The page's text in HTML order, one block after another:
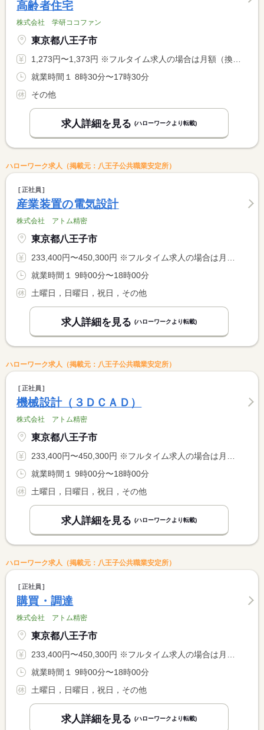
高齢者住宅
株式会社 学研ココファン
東京都八王子市
1,273円〜1,373円 ※フルタイム求人の場合は月額（換算額）、パート求人の場合は時間額を表示しています。
就業時間１ 8時30分〜17時30分
その他
求人詳細を見る (ハローワークより転載)
ハローワーク求人（掲載元：八王子公共職業安定所）
正社員
産業装置の電気設計
株式会社 アトム精密
東京都八王子市
233,400円〜450,300円 ※フルタイム求人の場合は月額（換算額）、パート求人の場合は時間額を表示しています。
就業時間１ 9時00分〜18時00分
土曜日，日曜日，祝日，その他
求人詳細を見る (ハローワークより転載)
ハローワーク求人（掲載元：八王子公共職業安定所）
正社員
機械設計（３ＤＣＡＤ）
株式会社 アトム精密
東京都八王子市
233,400円〜450,300円 ※フルタイム求人の場合は月額（換算額）、パート求人の場合は時間額を表示しています。
就業時間１ 9時00分〜18時00分
土曜日，日曜日，祝日，その他
求人詳細を見る (ハローワークより転載)
ハローワーク求人（掲載元：八王子公共職業安定所）
正社員
購買・調達
株式会社 アトム精密
東京都八王子市
233,400円〜450,300円 ※フルタイム求人の場合は月額（換算額）、パート求人の場合は時間額を表示しています。
就業時間１ 9時00分〜18時00分
土曜日，日曜日，祝日，その他
求人詳細を見る (ハローワークより転載)